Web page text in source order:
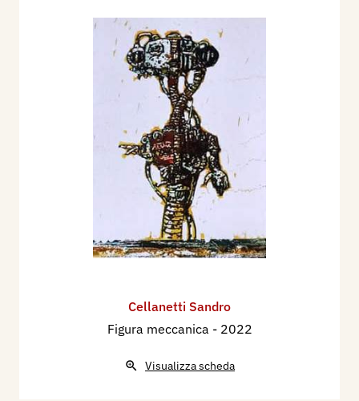
Cellanetti Sandro
Figura meccanica - 2022
Visualizza scheda